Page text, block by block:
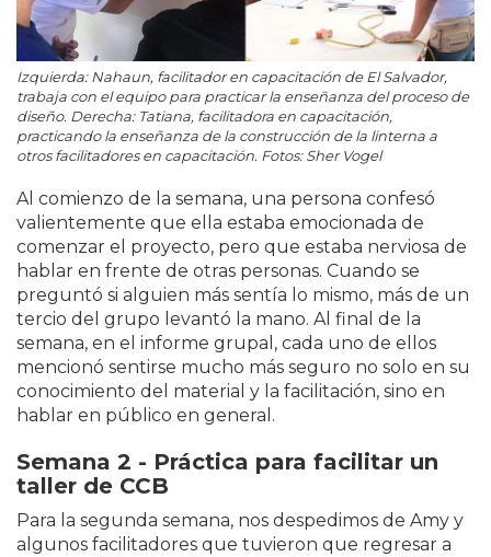
Izquierda: Nahaun, facilitador en capacitación de El Salvador,
trabaja con el equipo para practicar la enseñanza del proceso de
diseño. Derecha: Tatiana, facilitadora en capacitación,
practicando la enseñanza de la construcción de la linterna a
otros facilitadores en capacitación. Fotos: Sher Vogel
Al comienzo de la semana, una persona confesó
valientemente que ella estaba emocionada de
comenzar el proyecto, pero que estaba nerviosa de
hablar en frente de otras personas. Cuando se
preguntó si alguien más sentía lo mismo, más de un
tercio del grupo levantó la mano. Al final de la
semana, en el informe grupal, cada uno de ellos
mencionó sentirse mucho más seguro no solo en su
conocimiento del material y la facilitación, sino en
hablar en público en general.
Semana 2 - Práctica para facilitar un
taller de CCB
Para la segunda semana, nos despedimos de Amy y
algunos facilitadores que tuvieron que regresar a